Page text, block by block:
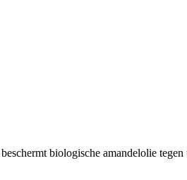
biologische amandelolie